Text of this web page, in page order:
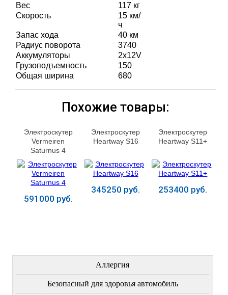
Вес
117 кг
Скорость
15 км/
ч
Запас хода
40 км
Радиус поворота
3740
Аккумуляторы
2х12V
Грузоподъемность
150
Общая ширина
680
Похожие товары:
Электроскутер
Vermeiren
Saturnus 4
591000 руб.
Электроскутер
Heartway S16
345250 руб.
Электроскутер
Heartway S11+
253400 руб.
Аллергия
Безопасный для здоровья автомобиль